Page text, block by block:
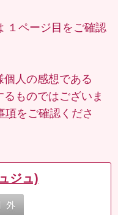
１ページ目 をご確認
人の感想である
ものではございま
項をご確認くださ
ジュ)